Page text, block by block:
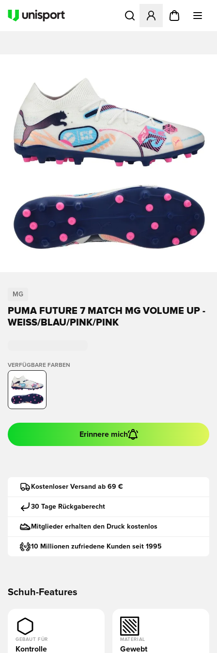
Öffnet ein neues Fenster
MG
PUMA FUTURE 7 MATCH MG VOLUME UP -
WEISS/BLAU/PINK/PINK
VERFÜGBARE FARBEN
Erinnere mich
Kostenloser Versand ab 69 €
30 Tage Rückgaberecht
Mitglieder erhalten den Druck kostenlos
10 Millionen zufriedene Kunden seit 1995
Schuh-Features
GEBAUT FÜR
Kontrolle
MATERIAL
Gewebt